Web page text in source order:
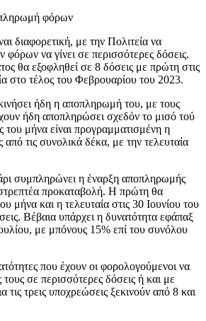
πληρωμή φόρων
διαφορετική, με την Πολιτεία να
φόρων να γίνει σε περισσότερες δόσεις.
θα εξοφληθεί σε 8 δόσεις με πρώτη στις
στο τέλος του Φεβρουαρίου του 2023.
ήδη η αποπληρωμή του, με τους
ήδη αποπληρώσει σχεδόν το μισό τού
του μήνα είναι προγραμματισμένη η
τις συνολικά δέκα, με την τελευταία
συμπληρώνει η έναρξη αποπληρωμής
προκαταβολή. Η πρώτη θα
μήνα και η τελευταία στις 30 Ιουνίου του
Βέβαια υπάρχει η δυνατότητα εφάπαξ
με μπόνους 15% επί του συνόλου
που έχουν οι φορολογούμενοι να
τους σε περισσότερες δόσεις ή και με
τις τρεις υποχρεώσεις ξεκινούν από 8 και